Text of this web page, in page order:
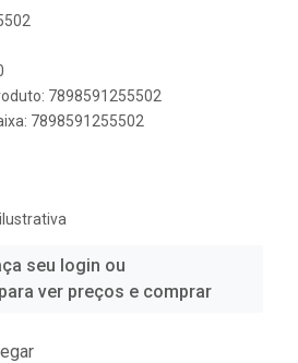
7898591255502
7898591255502
seu login ou
ver preços e comprar